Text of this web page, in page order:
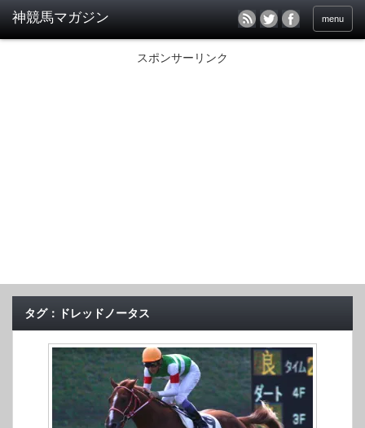
menu
スポンサーリンク
タグ：ドレッドノータス